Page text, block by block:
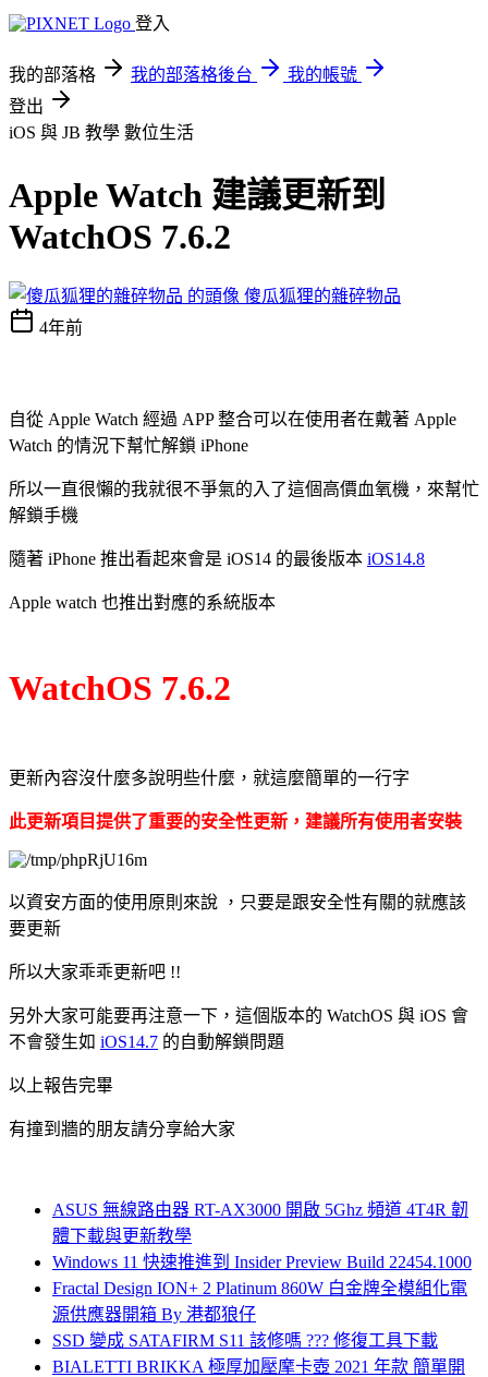
登入
我的部落格 我的部落格後台
我的帳號
登出
iOS 與 JB 教學 數位生活
Apple Watch 建議更新到
WatchOS 7.6.2
傻瓜狐狸的雜碎物品
4年前
自從 Apple Watch 經過 APP 整合可以在使用者在戴著 Apple
Watch 的情況下幫忙解鎖 iPhone
所以一直很懶的我就很不爭氣的入了這個高價血氧機，來幫忙
解鎖手機
隨著 iPhone 推出看起來會是 iOS14 的最後版本 iOS14.8
Apple watch 也推出對應的系統版本
WatchOS 7.6.2
更新內容沒什麼多說明些什麼，就這麼簡單的一行字
此更新項目提供了重要的安全性更新，建議所有使用者安裝
以資安方面的使用原則來說 ，只要是跟安全性有關的就應該
要更新
所以大家乖乖更新吧 !!
另外大家可能要再注意一下，這個版本的 WatchOS 與 iOS 會
不會發生如 iOS14.7 的自動解鎖問題
以上報告完畢
有撞到牆的朋友請分享給大家
ASUS 無線路由器 RT-AX3000 開啟 5Ghz 頻道 4T4R 韌
體下載與更新教學
Windows 11 快速推進到 Insider Preview Build 22454.1000
Fractal Design ION+ 2 Platinum 860W 白金牌全模組化電
源供應器開箱 By 港都狼仔
SSD 變成 SATAFIRM S11 該修嗎 ??? 修復工具下載
BIALETTI BRIKKA 極厚加壓摩卡壺 2021 年款 簡單開